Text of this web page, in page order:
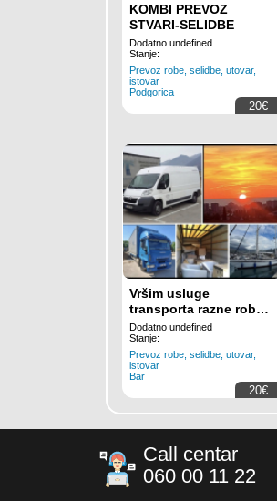
KOMBI PREVOZ
STVARI-SELIDBE
Dodatno undefined
Stanje:
Prevoz robe, selidbe, utovar,
istovar
Podgorica
20€
Vršim usluge
transporta razne robe.
Kamion i kombi.
Dodatno undefined
Stanje:
Prevoz robe, selidbe, utovar,
istovar
Bar
20€
Call centar
060 00 11 22